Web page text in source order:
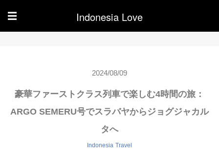
☰ Indonesia Love
2024/08/09
豪華ファーストクラス列車で楽しむ4時間の旅：
ARGO SEMERU号でスラバヤからジョグジャカル
タへ
Indonesia Travel